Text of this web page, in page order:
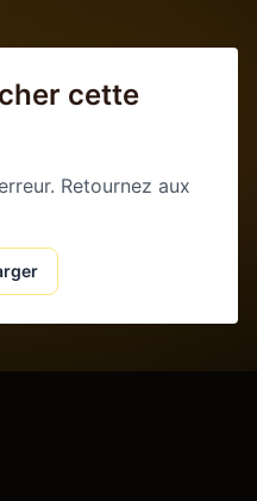
cette
Retournez aux